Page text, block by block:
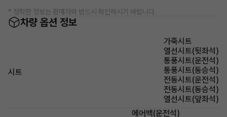
* 정확한 정보는 판매자와 반드시 확인하시기 바랍니다.
차량 옵션 정보
시트
가죽시트
열선시트(뒷좌석)
통풍시트(운전석)
통풍시트(동승석)
전동시트(운전석)
전동시트(동승석)
열선시트(앞좌석)
에어백(운전석)